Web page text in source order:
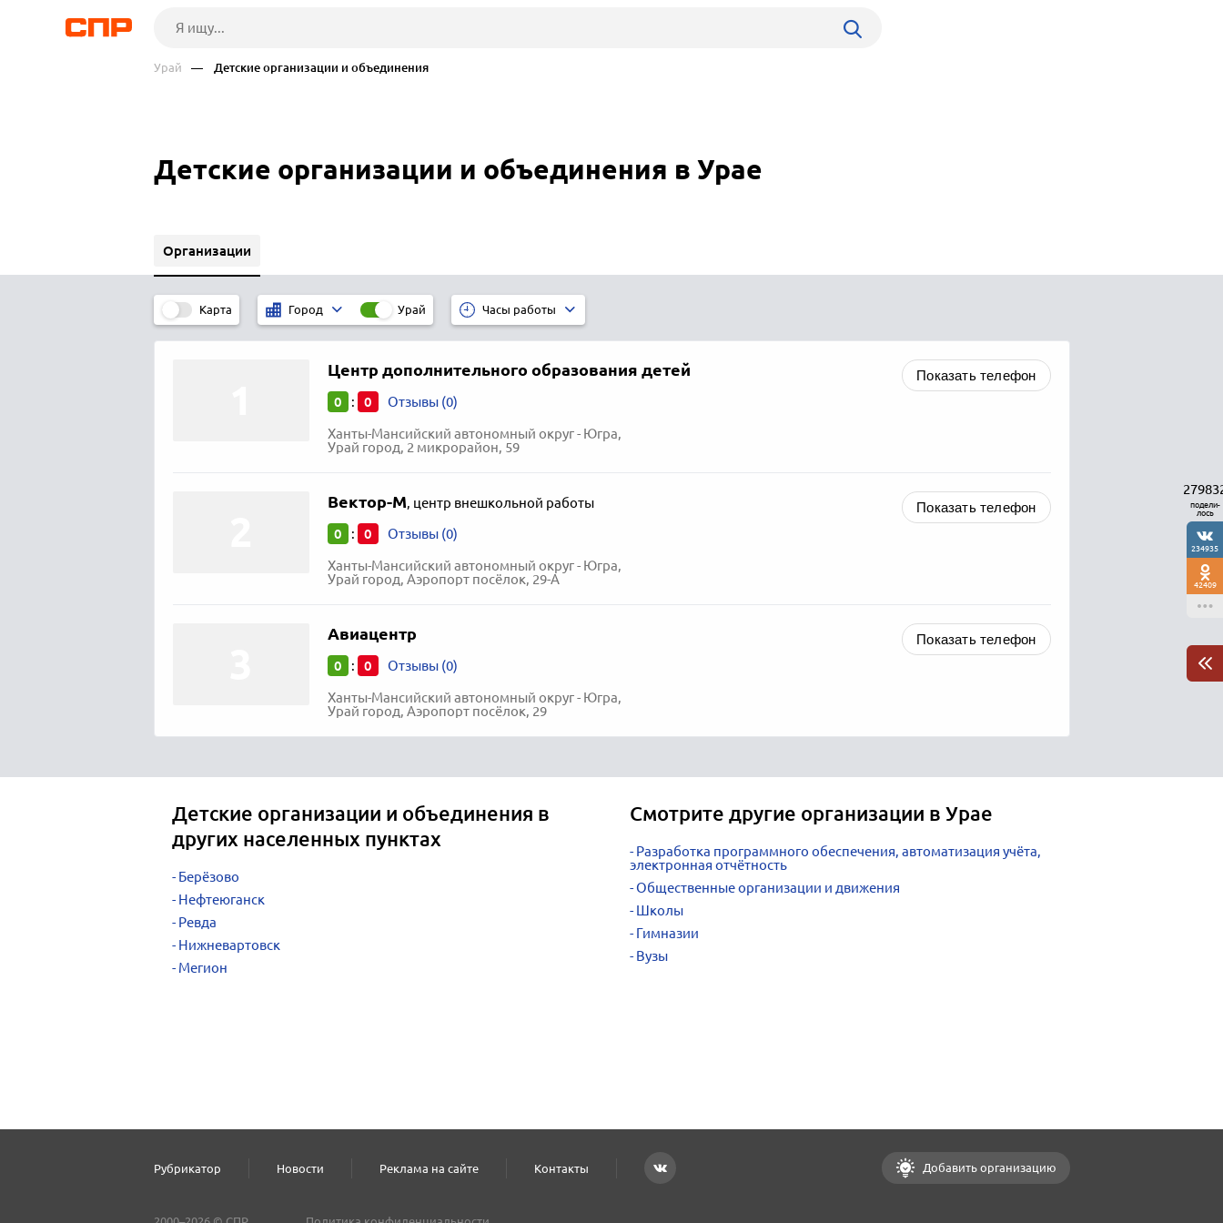
Урай — Детские организации и объединения
Детские организации и объединения в Урае
Организации
Карта Город Урай Часы работы
Центр дополнительного образования детей
0 : 0 Отзывы (0)
Ханты-Мансийский автономный округ - Югра,
Урай город, 2 микрорайон, 59
Показать телефон
Вектор-М, центр внешкольной работы
0 : 0 Отзывы (0)
Ханты-Мансийский автономный округ - Югра,
Урай город, Аэропорт посёлок, 29-А
Показать телефон
Авиацентр
0 : 0 Отзывы (0)
Ханты-Мансийский автономный округ - Югра,
Урай город, Аэропорт посёлок, 29
Показать телефон
Детские организации и объединения в
других населенных пунктах
Берёзово
Нефтеюганск
Ревда
Нижневартовск
Мегион
Смотрите другие организации в Урае
Разработка программного обеспечения, автоматизация учёта,
электронная отчётность
Общественные организации и движения
Школы
Гимназии
Вузы
подели-
лось
234935
42409
Рубрикатор Новости Реклама на сайте Контакты Добавить организацию